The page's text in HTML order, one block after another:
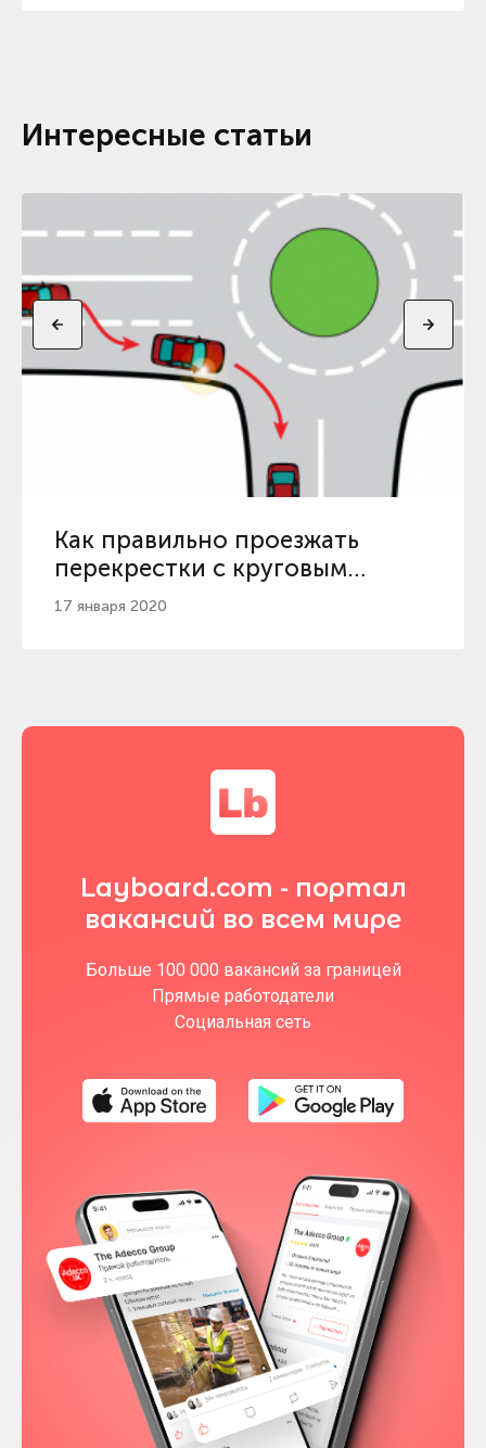
Интересные статьи
Как правильно проезжать
перекрестки с круговым
движением
17 января 2020
Layboard.com - портал
вакансий во всем мире
Больше 100 000 вакансий за границей
Прямые работодатели
Социальная сеть